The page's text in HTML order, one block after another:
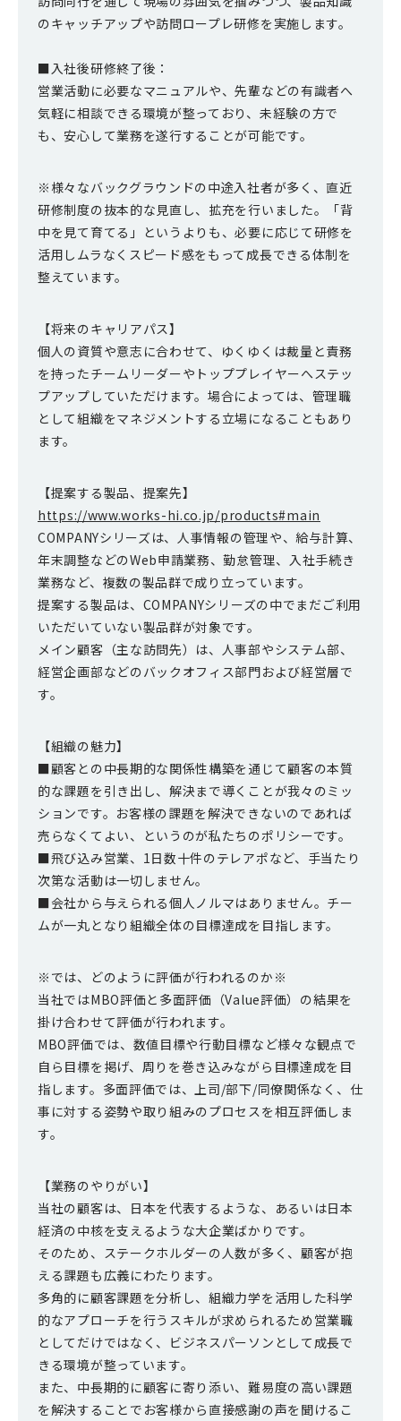
のキャッチアップや訪問ロープレ研修を実施します。
■入社後研修終了後：
営業活動に必要なマニュアルや、先輩などの有識者へ
気軽に相談できる環境が整っており、未経験の方で
も、安心して業務を遂行することが可能です。
※様々なバックグラウンドの中途入社者が多く、直近
研修制度の抜本的な見直し、拡充を行いました。「背
中を見て育てる」というよりも、必要に応じて研修を
活用しムラなくスピード感をもって成長できる体制を
整えています。
【将来のキャリアパス】
個人の資質や意志に合わせて、ゆくゆくは裁量と責務
を持ったチームリーダーやトッププレイヤーへステッ
プアップしていただけます。場合によっては、管理職
として組織をマネジメントする立場になることもあり
ます。
【提案する製品、提案先】
https://www.works-hi.co.jp/products#main
COMPANYシリーズは、人事情報の管理や、給与計算、
年末調整などのWeb申請業務、勤怠管理、入社手続き
業務など、複数の製品群で成り立っています。
提案する製品は、COMPANYシリーズの中でまだご利用
いただいていない製品群が対象です。
メイン顧客（主な訪問先）は、人事部やシステム部、
経営企画部などのバックオフィス部門および経営層で
す。
【組織の魅力】
■顧客との中長期的な関係性構築を通じて顧客の本質
的な課題を引き出し、解決まで導くことが我々のミッ
ションです。お客様の課題を解決できないのであれば
売らなくてよい、というのが私たちのポリシーです。
■飛び込み営業、1日数十件のテレアポなど、手当たり
次第な活動は一切しません。
■会社から与えられる個人ノルマはありません。チー
ムが一丸となり組織全体の目標達成を目指します。
※では、どのように評価が行われるのか※
当社ではMBO評価と多面評価（Value評価）の結果を
掛け合わせて評価が行われます。
MBO評価では、数値目標や行動目標など様々な観点で
自ら目標を掲げ、周りを巻き込みながら目標達成を目
指します。多面評価では、上司/部下/同僚関係なく、仕
事に対する姿勢や取り組みのプロセスを相互評価しま
す。
【業務のやりがい】
当社の顧客は、日本を代表するような、あるいは日本
経済の中核を支えるような大企業ばかりです。
そのため、ステークホルダーの人数が多く、顧客が抱
える課題も広義にわたります。
多角的に顧客課題を分析し、組織力学を活用した科学
的なアプローチを行うスキルが求められるため営業職
としてだけではなく、ビジネスパーソンとして成長で
きる環境が整っています。
また、中長期的に顧客に寄り添い、難易度の高い課題
を解決することでお客様から直接感謝の声を聞けるこ